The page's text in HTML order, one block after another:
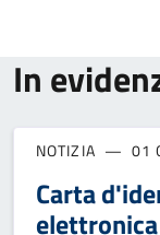
In
NOTIZIA 01
Carta